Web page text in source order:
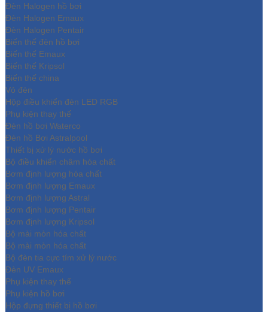
Đèn Halogen hồ bơi
Đèn Halogen Emaux
Đèn Halogen Pentair
Biến thế đèn hồ bơi
Biến thế Emaux
Biến thế Kripsol
Biến thế china
Vỏ đèn
Hộp điều khiển đèn LED RGB
Phụ kiện thay thế
Đèn hồ bơi Waterco
Đèn hồ Bơi Astralpool
Thiết bị xử lý nước hồ bơi
Bộ điều khiển châm hóa chất
Bơm định lượng hóa chất
Bơm định lượng Emaux
Bơm định lượng Astral
Bơm định lượng Pentair
Bơm định lượng Kripsol
Bộ mài mòn hóa chất
Bộ mài mòn hóa chất
Bộ đèn tia cực tím xử lý nước
Đèn UV Emaux
Phụ kiện thay thế
Phụ kiện hồ bơi
Hộp đựng thiết bị hồ bơi